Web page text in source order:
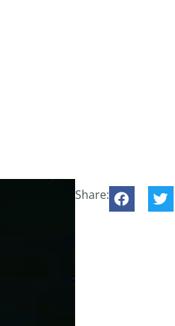
Share: